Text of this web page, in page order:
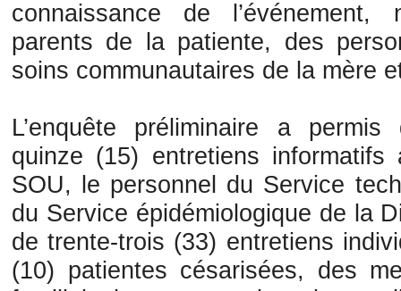
connaissance de l’événement,
parents de la patiente, des
soins communautaires de la mère
L’enquête préliminaire a
quinze (15) entretiens
SOU, le personnel du Service
du Service épidémiologique de la
de trente-trois (33) entretiens
(10) patientes césarisées, des